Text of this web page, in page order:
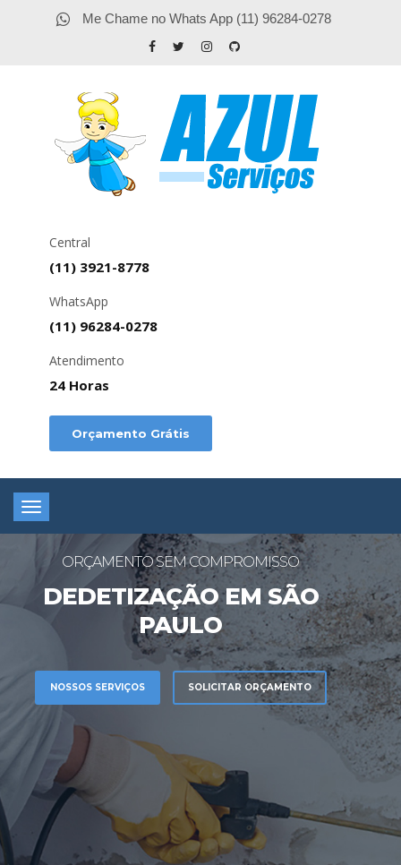
Me Chame no Whats App (11) 96284-0278
Central
(11) 3921-8778
WhatsApp
(11) 96284-0278
Atendimento
24 Horas
Orçamento Grátis
Toggle
navigation
ORÇAMENTO SEM COMPROMISSO
DEDETIZAÇÃO EM SÃO
PAULO
NOSSOS SERVIÇOS SOLICITAR ORÇAMENTO